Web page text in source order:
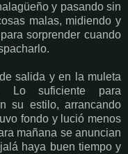
y pasando sin
malas, midiendo y
sorprender cuando
salida y en la muleta
Lo suficiente para
su estilo, arrancando
fondo y lució menos
mañana se anuncian
haya buen tiempo y